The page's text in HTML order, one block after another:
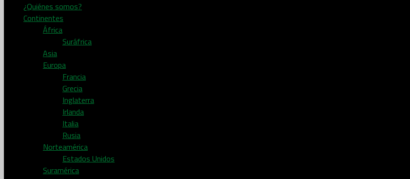
¿Quiénes somos?
Continentes
África
Suráfrica
Asia
Europa
Francia
Grecia
Inglaterra
Irlanda
Italia
Rusia
Norteamérica
Estados Unidos
Suramérica